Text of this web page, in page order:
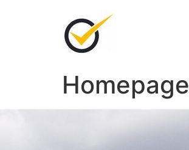
Homepage